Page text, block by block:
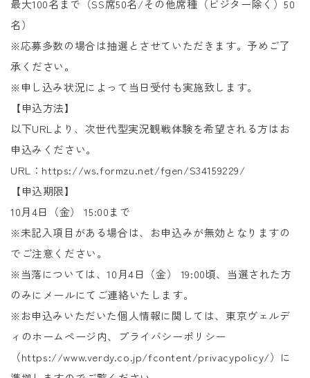
最大100名まで（SS席50名/その他席種（ビジター除く）50
名）
※応募多数の場合は抽選とさせていただきます。予めご了
承ください。
※申し込み状況によって当日受付も実施致します。
【申込方法】
以下URLより、次世代型実況観戦体験を希望される方はお
申込みください。
URL：https://ws.formzu.net/fgen/S34159229/
【申込期限】
10月4日（金） 15:00まで
※未記入項目がある場合は、お申込みが無効となりますの
でご注意ください。
※当落については、10月4日（金） 19:00頃、当選された方
のみにメールにてご連絡いたします。
※お申込みいただいた個人情報に関しては、東京ヴェルデ
ィのホームページ内、プライバシーポリシー
（https://www.verdy.co.jp/fcontent/privacypolicy/）に